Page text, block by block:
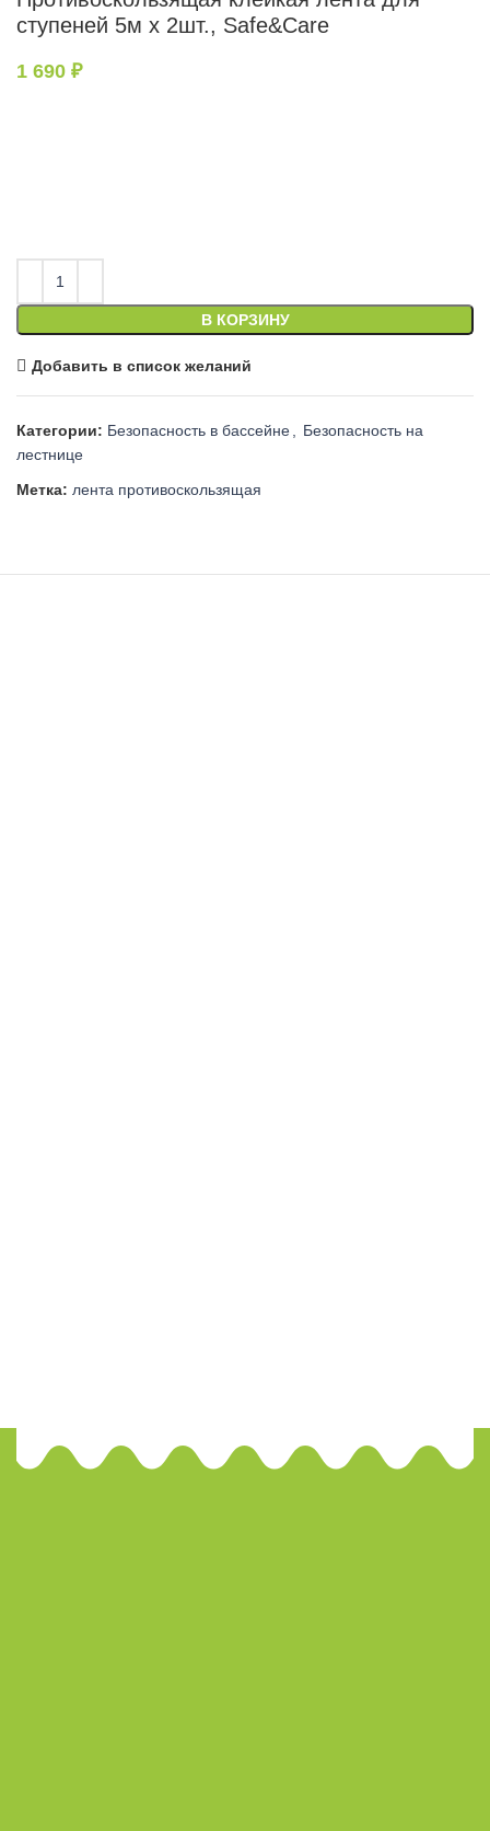
ступеней 5м х 2шт., Safe&Care
1 690 ₽
В КОРЗИНУ
Добавить в список желаний
Категории: Безопасность в бассейне, Безопасность на
лестнице
Метка: лента противоскользящая